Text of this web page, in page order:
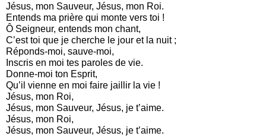
Jésus, mon Sauveur, Jésus, mon Roi.
Entends ma prière qui monte vers toi !
Ô Seigneur, entends mon chant,
C’est toi que je cherche le jour et la nuit ;
Réponds-moi, sauve-moi,
Inscris en moi tes paroles de vie.
Donne-moi ton Esprit,
Qu’il vienne en moi faire jaillir la vie !
Jésus, mon Roi,
Jésus, mon Sauveur, Jésus, je t’aime.
Jésus, mon Roi,
Jésus, mon Sauveur, Jésus, je t’aime.